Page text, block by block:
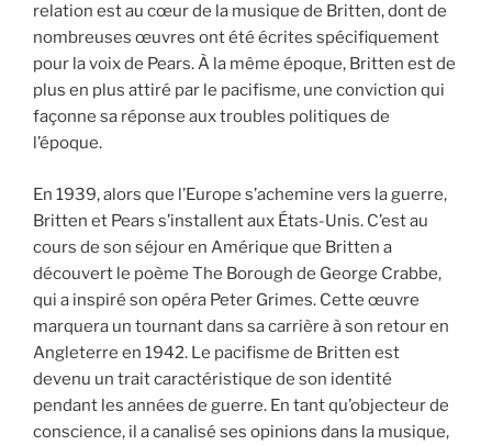
relation est au cœur de la musique de Britten, dont de
nombreuses œuvres ont été écrites spécifiquement
pour la voix de Pears. À la même époque, Britten est de
plus en plus attiré par le pacifisme, une conviction qui
façonne sa réponse aux troubles politiques de
l’époque.
En 1939, alors que l’Europe s’achemine vers la guerre,
Britten et Pears s’installent aux États-Unis. C’est au
cours de son séjour en Amérique que Britten a
découvert le poème The Borough de George Crabbe,
qui a inspiré son opéra Peter Grimes. Cette œuvre
marquera un tournant dans sa carrière à son retour en
Angleterre en 1942. Le pacifisme de Britten est
devenu un trait caractéristique de son identité
pendant les années de guerre. En tant qu’objecteur de
conscience, il a canalisé ses opinions dans la musique,